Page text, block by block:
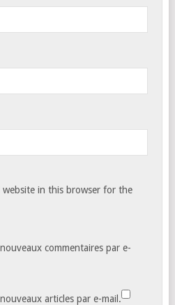
website in this browser for the
commentaires par e-
articles par e-mail.